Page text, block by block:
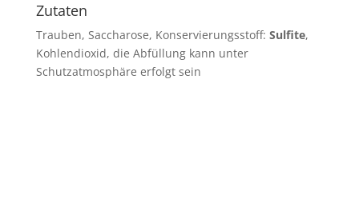
Zutaten
Trauben, Saccharose, Konservierungsstoff: Sulfite,
Kohlendioxid, die Abfüllung kann unter
Schutzatmosphäre erfolgt sein